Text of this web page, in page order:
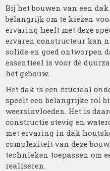
Bij het bouwen van een
belangrijk om te kiezen
ervaring heeft met deze
ervaren constructeur kan
solide en goed ontworpen
essentieel is voor de
het gebouw.
Het dak is een cruciaal
speelt een belangrijke rol
weersinvloeden. Het is
constructie stevig en
met ervaring in dak
complexiteit van deze
technieken toepassen om
realiseren.